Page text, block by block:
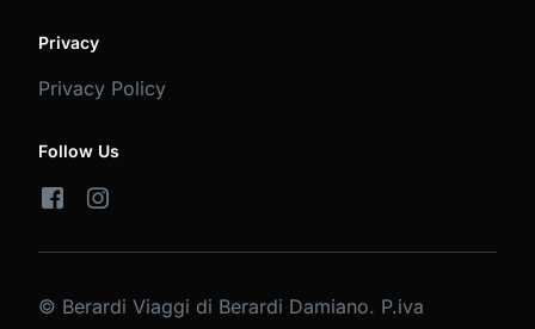
Privacy
Privacy Policy
Follow Us
© Berardi Viaggi di Berardi Damiano. P.iva